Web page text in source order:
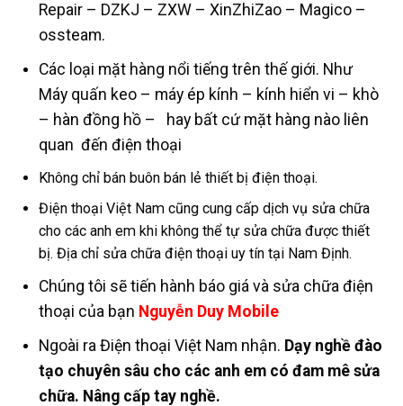
Repair – DZKJ – ZXW – XinZhiZao – Magico –
ossteam.
Các loại mặt hàng nổi tiếng trên thế giới. Như
Máy quấn keo – máy ép kính – kính hiển vi – khò
– hàn đồng hồ – hay bất cứ mặt hàng nào liên
quan đến điện thoại
Không chỉ bán buôn bán lẻ thiết bị điện thoại.
Điện thoại Việt Nam cũng cung cấp dịch vụ sửa chữa
cho các anh em khi không thể tự sửa chữa được thiết
bị. Địa chỉ sửa chữa điện thoại uy tín tại Nam Định.
Chúng tôi sẽ tiến hành báo giá và sửa chữa điện
thoại của bạn Nguyễn Duy Mobile
Ngoài ra Điện thoại Việt Nam nhận. Dạy nghề đào
tạo chuyên sâu cho các anh em có đam mê sửa
chữa. Nâng cấp tay nghề.